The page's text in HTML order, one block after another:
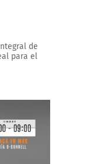
de
para el